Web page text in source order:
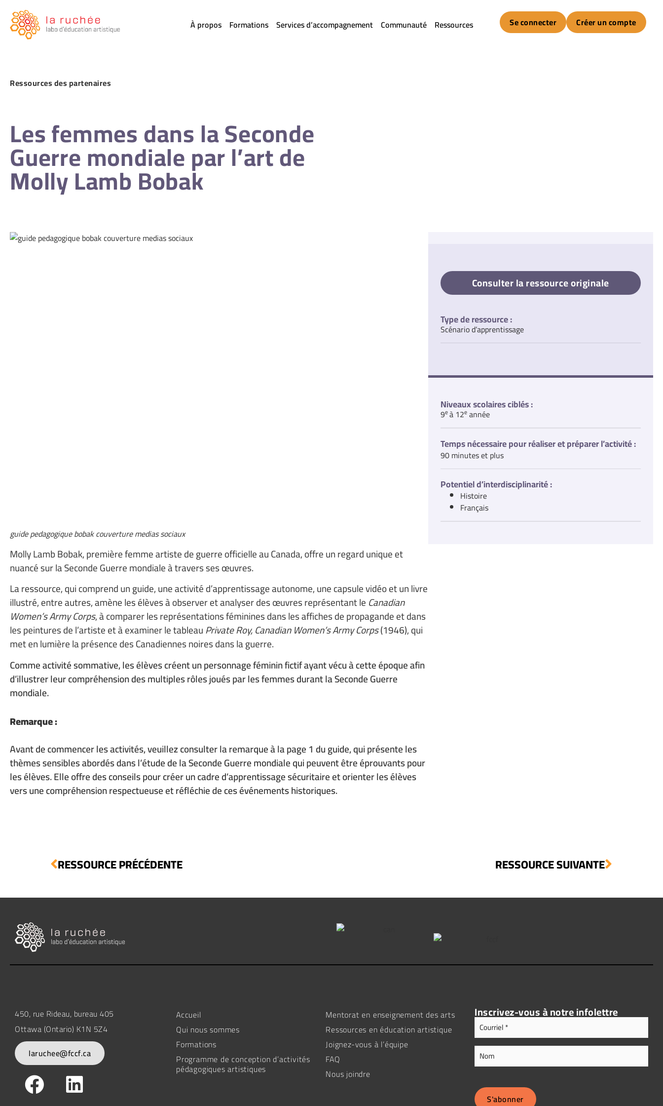
À propos Formations Services d’accompagnement Communauté Ressources Se connecter Créer un compte
Ressources des partenaires
Les femmes dans la Seconde
Guerre mondiale par l’art de
Molly Lamb Bobak
guide pedagogique bobak couverture medias sociaux
Molly Lamb Bobak, première femme artiste de guerre officielle au Canada, offre un regard unique et
nuancé sur la Seconde Guerre mondiale à travers ses œuvres.
La ressource, qui comprend un guide, une activité d’apprentissage autonome, une capsule vidéo et un livre
illustré, entre autres, amène les élèves à observer et analyser des œuvres représentant leCanadian
Women’s Army Corps, à comparer les représentations féminines dans les affiches de propagande et dans
les peintures de l’artiste et à examiner le tableauPrivate Roy, Canadian Women’s Army Corps(1946), qui
met en lumière la présence des Canadiennes noires dans la guerre.
Comme activité sommative, les élèves créent un personnage féminin fictif ayant vécu à cette époque afin
d’illustrer leur compréhension des multiples rôles joués par les femmes durant la Seconde Guerre
mondiale.
Remarque :
Avant de commencer les activités, veuillez consulter la remarque à la page 1 du guide, qui présente les
thèmes sensibles abordés dans l’étude de la Seconde Guerre mondiale qui peuvent être éprouvants pour
les élèves. Elle offre des conseils pour créer un cadre d’apprentissage sécuritaire et orienter les élèves
vers une compréhension respectueuse et réfléchie de ces événements historiques.
Consulter la ressource originale
Type de ressource :
Scénario d’apprentissage
Niveaux scolaires ciblés :
9eà 12eannée
Temps nécessaire pour réaliser et préparer l’activité :
90 minutes et plus
Potentiel d’interdisciplinarité :
Histoire
Français
RESSOURCEPRÉCÉDENTE RESSOURCESUIVANTE
450, rue Rideau, bureau 405
Ottawa (Ontario) K1N 5Z4
laruchee@fccf.ca
Accueil
Qui nous sommes
Formations
Programme de conception d’activités
pédagogiques artistiques
Mentorat en enseignement des arts
Ressources en éducation artistique
Joignez-vous à l’équipe
FAQ
Nous joindre
Inscrivez-vous à notre infolettre
Adresse
Courriel(Nécessaire)
Nom
S'abonner